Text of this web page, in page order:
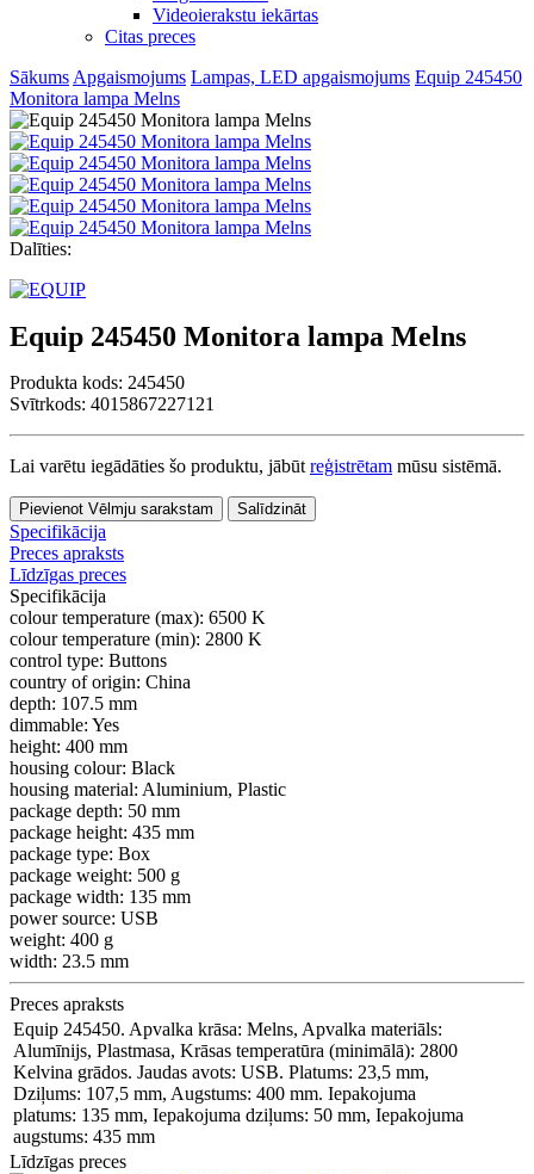
Videoierakstu iekārtas
Citas preces
Sākums Apgaismojums Lampas, LED apgaismojums Equip 245450
Monitora lampa Melns
Dalīties:
Equip 245450 Monitora lampa Melns
Produkta kods: 245450
Svītrkods: 4015867227121
Lai varētu iegādāties šo produktu, jābūt reģistrētam mūsu sistēmā.
Pievienot Vēlmju sarakstam Salīdzināt
Specifikācija
Preces apraksts
Līdzīgas preces
Specifikācija
colour temperature (max): 6500 K
colour temperature (min): 2800 K
control type: Buttons
country of origin: China
depth: 107.5 mm
dimmable: Yes
height: 400 mm
housing colour: Black
housing material: Aluminium, Plastic
package depth: 50 mm
package height: 435 mm
package type: Box
package weight: 500 g
package width: 135 mm
power source: USB
weight: 400 g
width: 23.5 mm
Preces apraksts
Equip 245450. Apvalka krāsa: Melns, Apvalka materiāls:
Alumīnijs, Plastmasa, Krāsas temperatūra (minimālā): 2800
Kelvina grādos. Jaudas avots: USB. Platums: 23,5 mm,
Dziļums: 107,5 mm, Augstums: 400 mm. Iepakojuma
platums: 135 mm, Iepakojuma dziļums: 50 mm, Iepakojuma
augstums: 435 mm
Līdzīgas preces